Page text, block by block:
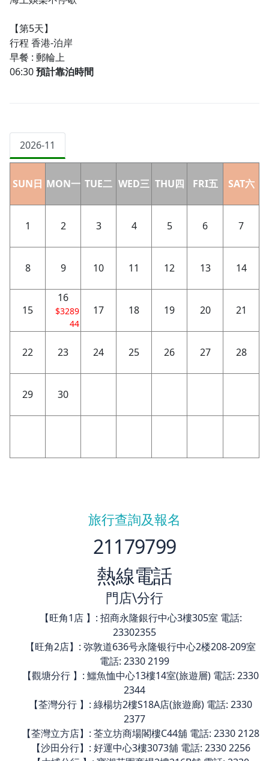
【第5天】
行程 香港-泊岸
早餐 : 郵輪上
06:30預計靠泊時間
2026-11
SUN日 MON一 TUE二 WED三 THU四 FRI五 SAT六
1 2 3 4 5 6 7
8 9 10 11 12 13 14
15
16
$3289
44
17 18 19 20 21
22 23 24 25 26 27 28
29 30
旅行查詢及報名
21179799
熱線電話
門店\分行
【旺角1店 】: 招商永隆銀行中心3樓305室 電話:
23302355
【旺角2店】: 弥敦道636号永隆银行中心2楼208-209室
電話: 2330 2199
【觀塘分行 】: 鱷魚恤中心13樓14室(旅遊層) 電話: 2330
2344
【荃灣分行 】: 綠楊坊2樓S18A店(旅遊廊) 電話: 2330
2377
【荃灣立方店】: 荃立坊商場閣樓C44舖 電話: 2330 2128
【沙田分行】: 好運中心3樓3073舖 電話: 2330 2256